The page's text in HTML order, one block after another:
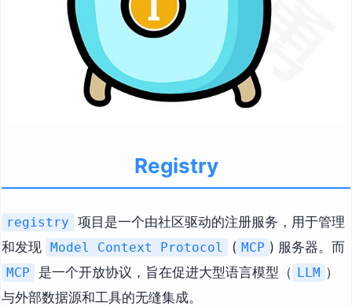
Registry
registry
项目是一个由社区驱动的注册服务，用于管理
和发现 Model Context Protocol ( MCP ) 服务器。而
MCP 是一个开放协议，旨在促进大型语言模型（ LLM ）
与外部数据源和工具的无缝集成。